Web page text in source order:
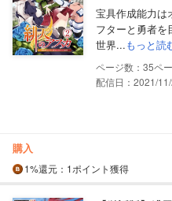
宝具作成能力
フターと勇者を
世界...もっと読
35
配信日：2021/
購入
1%還元 ：1ポイント獲得